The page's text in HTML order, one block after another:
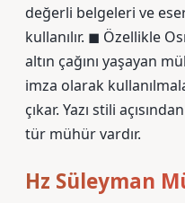
değerli belgeleri ve
kullanılır. ◼ Özellikle
altın çağını yaşayan
imza olarak
çıkar. Yazı stili
tür mühür vardır.
Hz Süleyman